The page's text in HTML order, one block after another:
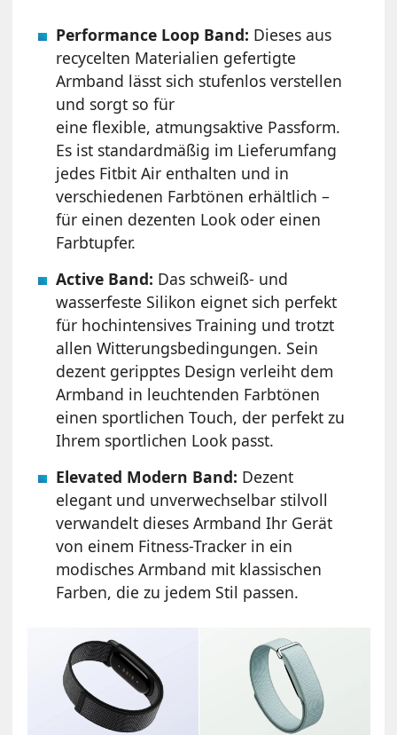
Performance Loop Band: Dieses aus
recycelten Materialien gefertigte
Armband lässt sich stufenlos verstellen
und sorgt so für
eine flexible, atmungsaktive Passform.
Es ist standardmäßig im Lieferumfang
jedes Fitbit Air enthalten und in
verschiedenen Farbtönen erhältlich –
für einen dezenten Look oder einen
Farbtupfer.
Active Band: Das schweiß- und
wasserfeste Silikon eignet sich perfekt
für hochintensives Training und trotzt
allen Witterungsbedingungen. Sein
dezent geripptes Design verleiht dem
Armband in leuchtenden Farbtönen
einen sportlichen Touch, der perfekt zu
Ihrem sportlichen Look passt.
Elevated Modern Band: Dezent
elegant und unverwechselbar stilvoll
verwandelt dieses Armband Ihr Gerät
von einem Fitness-Tracker in ein
modisches Armband mit klassischen
Farben, die zu jedem Stil passen.